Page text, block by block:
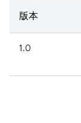
版本
1.0